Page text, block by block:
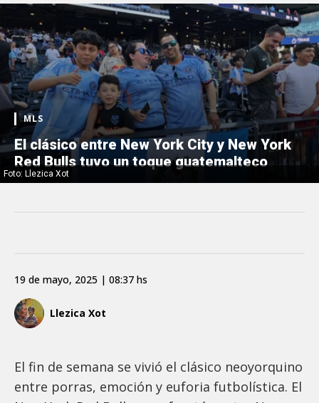
Foto: Llezica Xot
MLS
El clásico entre New York City y New York
Red Bulls tuvo un toque guatemalteco
Llezica Xot
19 de mayo, 2025 | 08:37 hs
El fin de semana se vivió el clásico neoyorquino
entre porras, emoción y euforia futbolística. El